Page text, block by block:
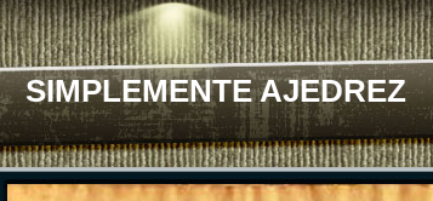
SIMPLEMENTE AJEDREZ